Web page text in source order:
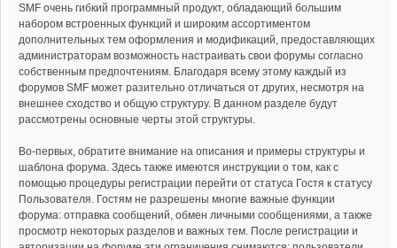
SMF очень гибкий программный продукт, обладающий большим
набором встроенных функций и широким ассортиментом
дополнительных тем оформления и модификаций, предоставляющих
администраторам возможность настраивать свои форумы согласно
собственным предпочтениям. Благодаря всему этому каждый из
форумов SMF может разительно отличаться от других, несмотря на
внешнее сходство и общую структуру. В данном разделе будут
рассмотрены основные черты этой структуры.
Во-первых, обратите внимание на описания и примеры структуры и
шаблона форума. Здесь также имеются инструкции о том, как с
помощью процедуры регистрации перейти от статуса Гостя к статусу
Пользователя. Гостям не разрешены многие важные функции
форума: отправка сообщений, обмен личными сообщениями, а также
просмотр некоторых разделов и важных тем. После регистрации и